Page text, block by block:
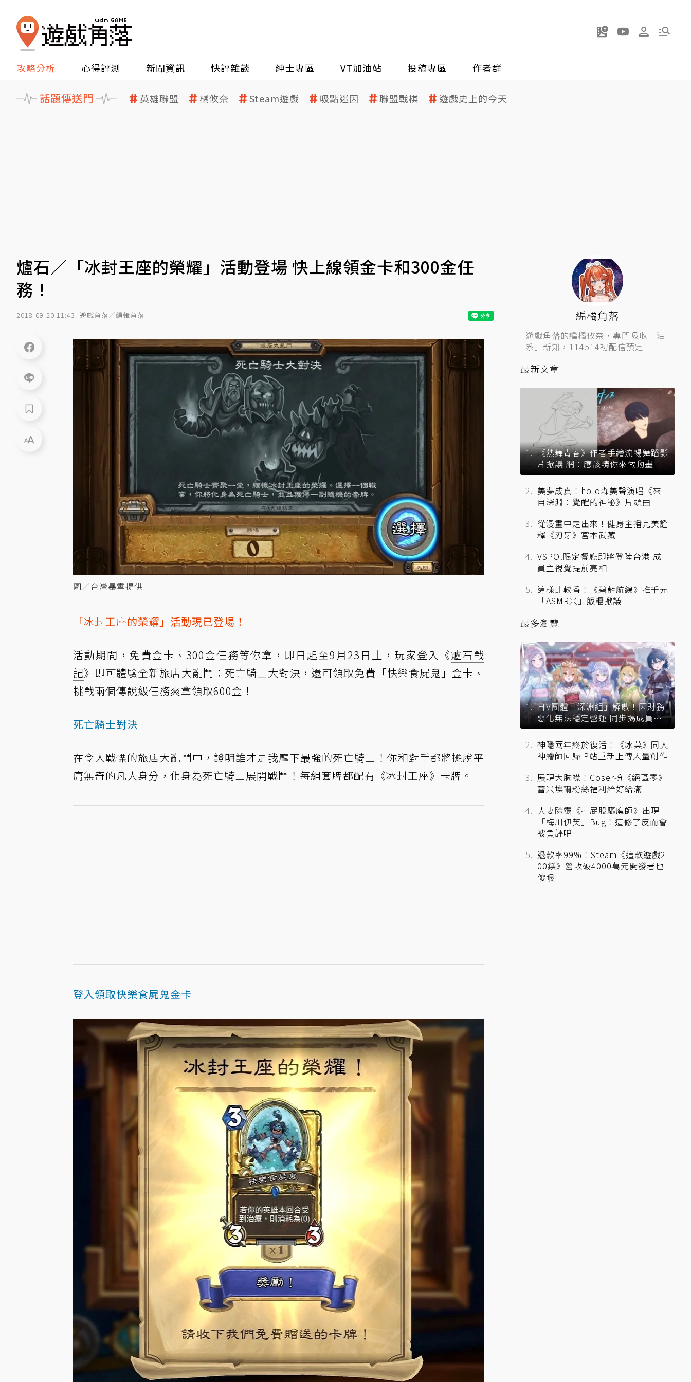
攻略分析 心得評測 新聞資訊 快評雜談 紳士專區 VT加油站 投稿專區 作者群
話題傳送門 英雄聯盟 橘攸奈 Steam遊戲 吸點迷因 聯盟戰棋 遊戲史上的今天
爐石／「冰封王座的榮耀」活動登場 快上線領金卡和300金任
務！
2018-09-20 11:43 遊戲角落／編輯角落
圖／台灣暴雪提供
「冰封王座的榮耀」活動現已登場！
活動期間，免費金卡、300金任務等你拿，即日起至9月23日止，玩家登入《爐石戰
記》即可體驗全新旅店大亂鬥：死亡騎士大對決，還可領取免費「快樂食屍鬼」金卡、
挑戰兩個傳說級任務爽拿領取600金！
死亡騎士對決
在令人戰慄的旅店大亂鬥中，證明誰才是我麾下最強的死亡騎士！你和對手都將擺脫平
庸無奇的凡人身分，化身為死亡騎士展開戰鬥！每組套牌都配有《冰封王座》卡牌。
登入領取快樂食屍鬼金卡
編橘角落
遊戲角落的編橘攸奈，專門吸收「油
系」新知，114514初配信預定
最新文章
《熱舞青春》作者手繪流暢舞蹈影
片掀議 網：應該請你來做動畫
美夢成真！holo森美聲演唱《來
自深淵：覺醒的神秘》片頭曲
從漫畫中走出來！健身主播完美詮
釋《刃牙》宮本武藏
VSPO!限定餐廳即將登陸台港 成
員主視覺提前亮相
這樣比較香！《碧藍航線》推千元
「ASMR米」飯糰掀議
最多瀏覽
日V團體「深淵組」解散！因財務
惡化無法穩定營運 同步揭成員未
來去向
神隱兩年終於復活！《冰菓》同人
神繪師回歸 P站重新上傳大量創作
展現大胸襟！Coser扮《絕區零》
蕾米埃爾粉絲福利給好給滿
人妻除靈《打屁股驅魔師》出現
「梅川伊芙」Bug！這修了反而會
被負評吧
退款率99%！Steam《這款遊戲2
00鎂》營收破4000萬元開發者也
傻眼